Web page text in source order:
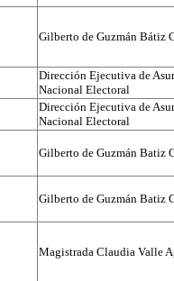
Gilberto de Guzmán Bátiz
Dirección Ejecutiva de
Nacional Electoral
Dirección Ejecutiva de
Nacional Electoral
Gilberto de Guzmán Batiz
Gilberto de Guzmán Batiz
Magistrada Claudia Valle